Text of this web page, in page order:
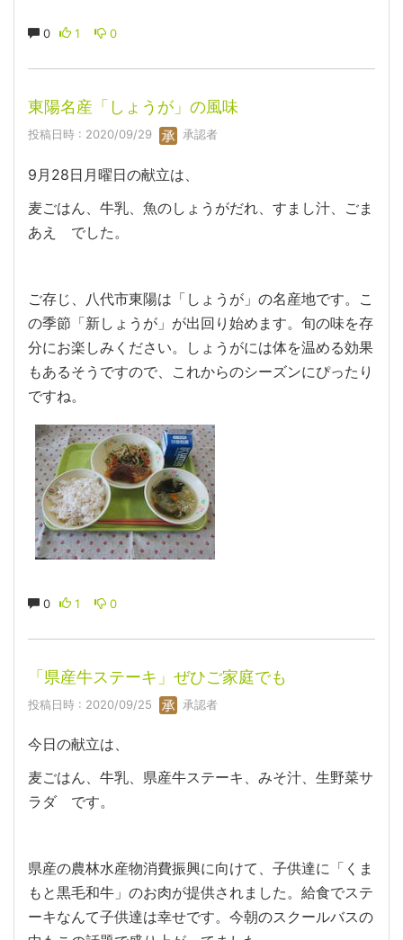
0 1 0
東陽名産「しょうが」の風味
投稿日時 : 2020/09/29 承認者
9月28日月曜日の献立は、
麦ごはん、牛乳、魚のしょうがだれ、すまし汁、ごま
あえ でした。
ご存じ、八代市東陽は「しょうが」の名産地です。こ
の季節「新しょうが」が出回り始めます。旬の味を存
分にお楽しみください。しょうがには体を温める効果
もあるそうですので、これからのシーズンにぴったり
ですね。
0 1 0
「県産牛ステーキ」ぜひご家庭でも
投稿日時 : 2020/09/25 承認者
今日の献立は、
麦ごはん、牛乳、県産牛ステーキ、みそ汁、生野菜サ
ラダ です。
県産の農林水産物消費振興に向けて、子供達に「くま
もと黒毛和牛」のお肉が提供されました。給食でステ
ーキなんて子供達は幸せです。今朝のスクールバスの